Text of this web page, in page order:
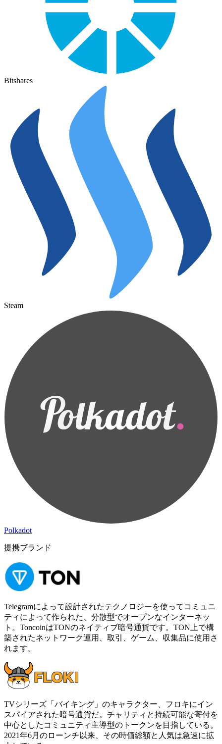
Bitshares
Steam
Polkadot
提携ブランド
Telegramによって設計されたテクノロジーを使ってコミュニ
ティによって作られた、分散型でオープンなインターネッ
ト。ToncoinはTONのネイティブ暗号通貨です。TON上で構
築されたネットワーク運用、取引、ゲーム、収集品に使用さ
れます。
TVシリーズ「バイキング」のキャラクター、フロキにイン
スパイアされた暗号通貨だ。チャリティと持続可能な寄付を
中心としたコミュニティ主導型のトークンを目指している。
2021年6月のローンチ以来、その時価総額と人気は急速に拡